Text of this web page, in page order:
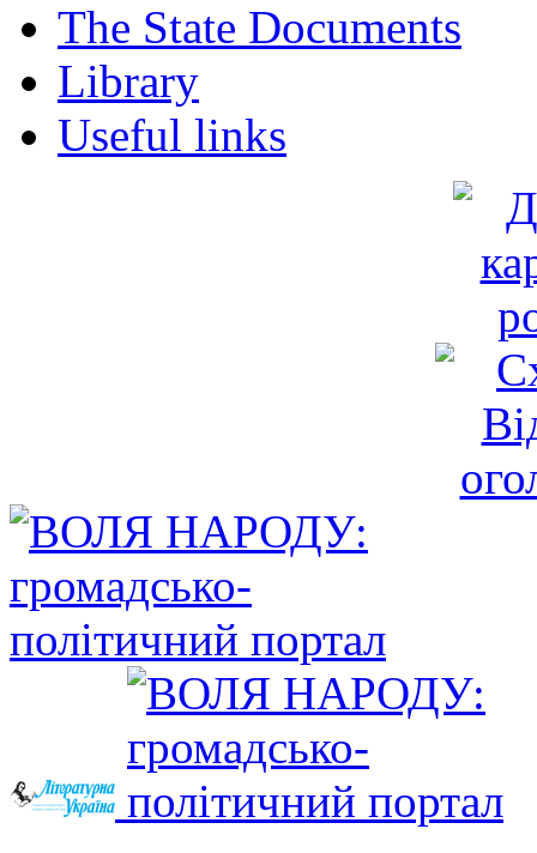
The State Documents
Library
Useful links